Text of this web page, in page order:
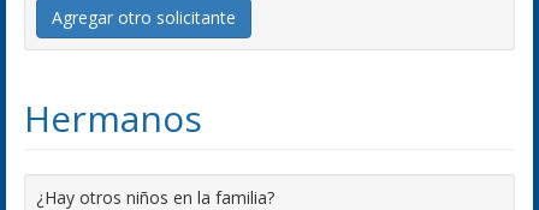
Agregar otro solicitante
Hermanos
¿Hay otros niños en la familia?